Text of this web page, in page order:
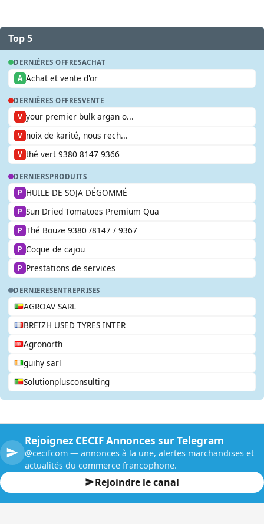
Top 5
DERNIÈRES OFFRESACHAT
A Achat et vente d'or
DERNIÈRES OFFRESVENTE
V your premier bulk argan o...
V noix de karité, nous rech...
V thé vert 9380 8147 9366
DERNIERSPRODUITS
P HUILE DE SOJA DÉGOMMÉ
P Sun Dried Tomatoes Premium Qua
P Thé Bouze 9380 /8147 / 9367
P Coque de cajou
P Prestations de services
DERNIERESENTREPRISES
AGROAV SARL
BREIZH USED TYRES INTER
Agronorth
guihy sarl
Solutionplusconsulting
Rejoignez CECIF Annonces sur Telegram
@cecifcom — annonces à la une, alertes marchandises et
actualités du commerce francophone.
Rejoindre le canal